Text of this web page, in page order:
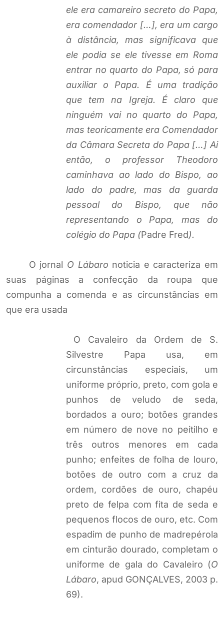
ele era camareiro secreto do Papa,
era comendador […], era um cargo
à distância, mas significava que
ele podia se ele tivesse em Roma
entrar no quarto do Papa, só para
auxiliar o Papa. É uma tradição
que tem na Igreja. É claro que
ninguém vai no quarto do Papa,
mas teoricamente era Comendador
da Câmara Secreta do Papa […] Ai
então, o professor Theodoro
caminhava ao lado do Bispo, ao
lado do padre, mas da guarda
pessoal do Bispo, que não
representando o Papa, mas do
colégio do Papa (Padre Fred).
O jornal O Lábaro noticia e caracteriza em
suas páginas a confecção da roupa que
compunha a comenda e as circunstâncias em
que era usada
O Cavaleiro da Ordem de S.
Silvestre Papa usa, em
circunstâncias especiais, um
uniforme próprio, preto, com gola e
punhos de veludo de seda,
bordados a ouro; botões grandes
em número de nove no peitilho e
três outros menores em cada
punho; enfeites de folha de louro,
botões de outro com a cruz da
ordem, cordões de ouro, chapéu
preto de felpa com fita de seda e
pequenos flocos de ouro, etc. Com
espadim de punho de madrepérola
em cinturão dourado, completam o
uniforme de gala do Cavaleiro (O
Lábaro, apud GONÇALVES, 2003 p.
69).